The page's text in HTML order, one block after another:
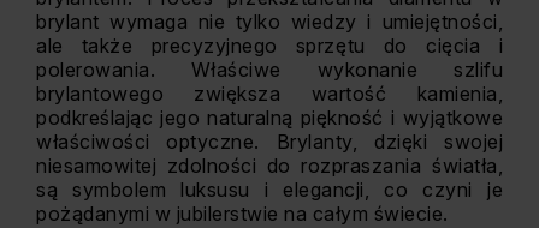
brylant wymaga nie tylko wiedzy i umiejętności,
ale także precyzyjnego sprzętu do cięcia i
polerowania. Właściwe wykonanie szlifu
brylantowego zwiększa wartość kamienia,
podkreślając jego naturalną piękność i wyjątkowe
właściwości optyczne. Brylanty, dzięki swojej
niesamowitej zdolności do rozpraszania światła,
są symbolem luksusu i elegancji, co czyni je
pożądanymi w jubilerstwie na całym świecie.